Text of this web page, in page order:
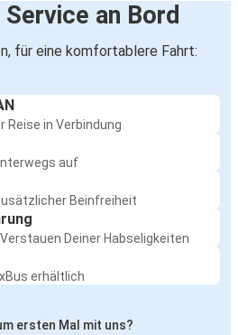
an Bord
für eine komfortablere Fahrt:
Reise in Verbindung
auf
Beinfreiheit
Deiner Habseligkeiten
erhältlich
ersten Mal mit uns?